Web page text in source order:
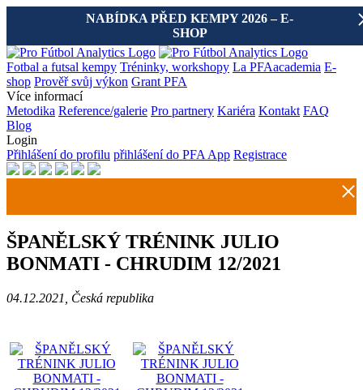
NABÍDKA PŘED KEMPY 2026 – E-
SHOP
Fotbal a futsal kempy Tréninky, workshopy La PFAacademia E-
shop Prověř svůj výkon Grant PFA
Více informací
Metodika Reference/galerie Pro partnery Kariéra Kontakt FAQ
Blog
Login
Přihlášení do profilu přihlášení do PFA App Registrace
ŠPANĚLSKÝ TRÉNINK JULIO
BONMATI - CHRUDIM 12/2021
04.12.2021, Česká republika